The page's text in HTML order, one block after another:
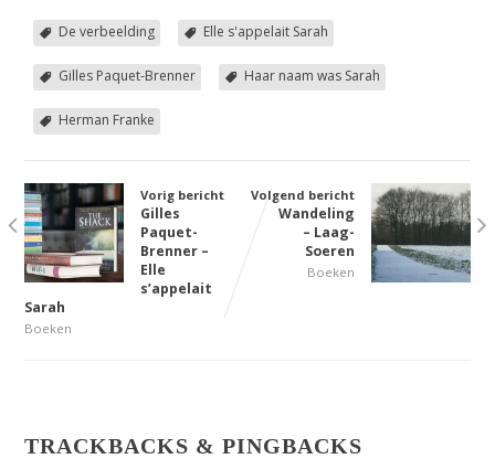
De verbeelding Elle s'appelait Sarah
Gilles Paquet-Brenner Haar naam was Sarah
Herman Franke
Vorig bericht
Gilles
Paquet-
Brenner –
Elle
s’appelait
Sarah
Boeken
Volgend bericht
Wandeling
– Laag-
Soeren
Boeken
TRACKBACKS & PINGBACKS